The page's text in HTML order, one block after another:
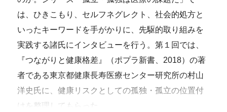
は、ひきこもり、セルフネグレクト、社会的処方と
いったキーワードを手がかりに、先駆的取り組みを
実践する諸氏にインタビューを行う。第１回では、
『つながりと健康格差』（ポプラ新書、2018）の著
者である東京都健康長寿医療センター研究所の村山
洋史氏に、健康リスクとしての孤独・孤立の位置付
けを整理してもらった。